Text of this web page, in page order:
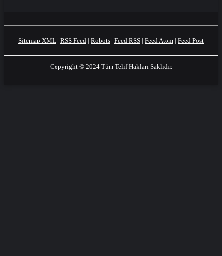
Sitemap XML | RSS Feed | Robots | Feed RSS | Feed Atom | Feed Post
Copyright © 2024 Tüm Telif Hakları Saklıdır.